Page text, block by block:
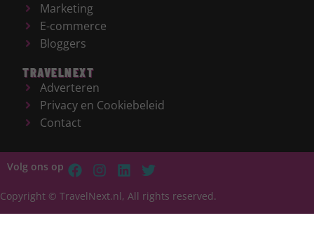
Marketing
E-commerce
Bloggers
TRAVELNEXT
Adverteren
Privacy en Cookiebeleid
Contact
Volg ons op
Copyright © TravelNext.nl, All rights reserved.